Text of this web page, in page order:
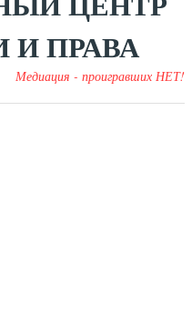
ПРАВА
Медиация - проигравших НЕТ!